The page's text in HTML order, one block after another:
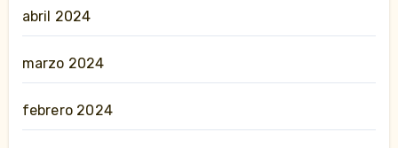
abril 2024
marzo 2024
febrero 2024